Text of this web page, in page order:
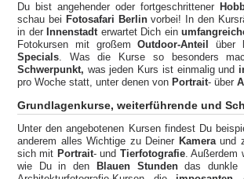
Du bist angehender oder fortgeschrittener
schau bei Fotosafari Berlinvorbei! In den
in der Innenstadt erwartet Dich ein
Fotokursen mit großem Outdoor-Anteil über
Specials. Was die Kurse so besonders
Schwerpunkt, was jeden Kurs ist einmalig und
pro Woche statt, unter denen von Portrait- über
Grundlagenkurse, weiterführende und
Unter den angebotenen Kursen findest Du
anderem alles Wichtige zu Deiner Kameraund
sich mit Portrait- und Tierfotografie. Außerdem
wie Du in den Blauen Stundendas dunkle